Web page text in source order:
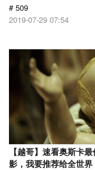
# 509
2019-07-29 07:54
【越哥】速看奥斯卡
影，我要推荐给全世界